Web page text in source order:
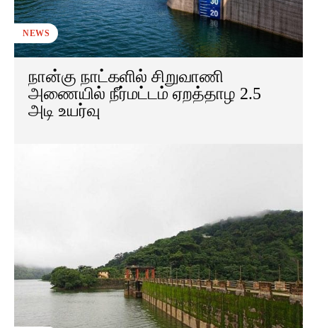
NEWS
நான்கு நாட்களில் சிறுவாணி
அணையில் நீர்மட்டம் ஏறத்தாழ 2.5
அடி உயர்வு